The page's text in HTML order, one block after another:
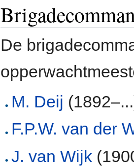
De
M. Deij
F.P.W. van der
J. van Wijk